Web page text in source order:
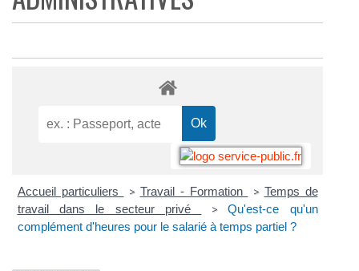
Accueil particuliers > Travail - Formation > Temps de
travail dans le secteur privé
>
Qu'est-ce qu'un
complément d'heures pour le salarié à temps partiel ?